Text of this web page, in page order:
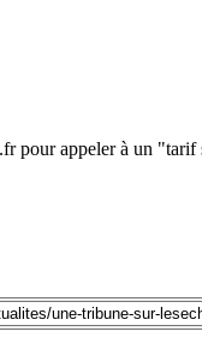
pour appeler à un "tarif